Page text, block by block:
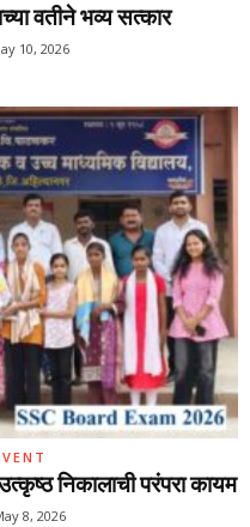
वतीने भव्य सत्कार
10, 2026
निकालाची परंपरा कायम
8, 2026